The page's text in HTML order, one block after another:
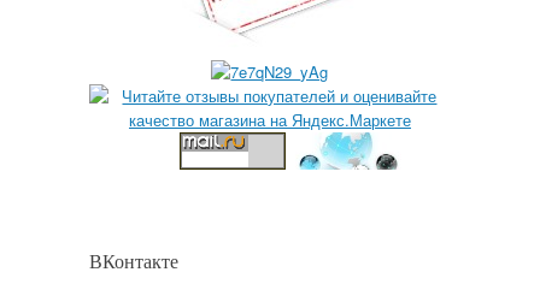
ВКонтакте